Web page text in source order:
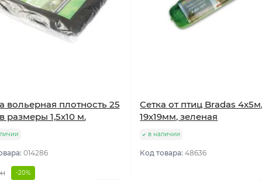
вольерная плотность 25
размеры 1,5х10 м.
014286
-20%
Сетка от птиц Bradas
19х19мм, зеленая
в наличии
Код товара:48636